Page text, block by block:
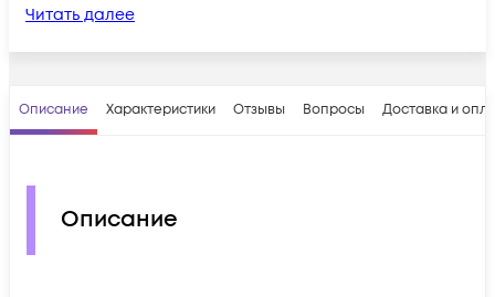
Читать далее
Описание Характеристики Отзывы Вопросы Доставка и
Описание